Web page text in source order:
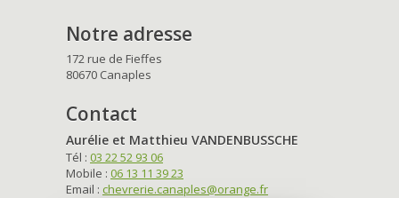
Notre adresse
172 rue de Fieffes
80670 Canaples
Contact
Aurélie et Matthieu VANDENBUSSCHE
Tél : 03 22 52 93 06
Mobile : 06 13 11 39 23
Email : chevrerie.canaples@orange.fr